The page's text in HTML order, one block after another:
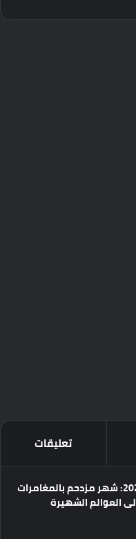
تعليقات
ألعاب أغسطس 2026: شهر مزدحم بالمغامرات
العوالم الشهيرة